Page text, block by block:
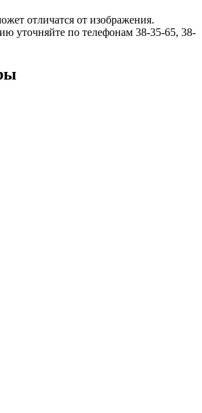
отличатся от изображения.
уточняйте по телефонам 38-35-65, 38-